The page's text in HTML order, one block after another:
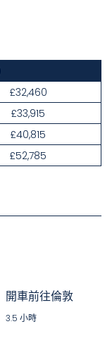
£32,460
£33,915
£40,815
£52,785
開車前往倫敦
3.5 小時